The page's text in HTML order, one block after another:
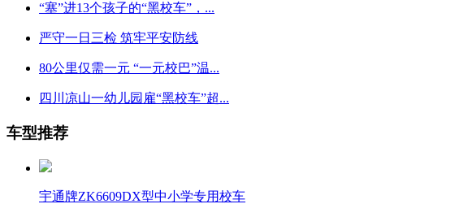
“塞”进13个孩子的“黑校车”，...
严守一日三检 筑牢平安防线
80公里仅需一元 “一元校巴”温...
四川凉山一幼儿园雇“黑校车”超...
车型推荐
宇通牌ZK6609DX型中小学专用校车